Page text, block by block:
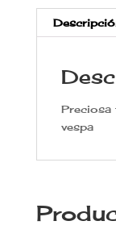
Preciosa
vespa